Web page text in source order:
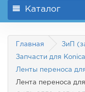
Каталог
Главная ЗиП
Запчасти для
Ленты переноса
Лента переноса